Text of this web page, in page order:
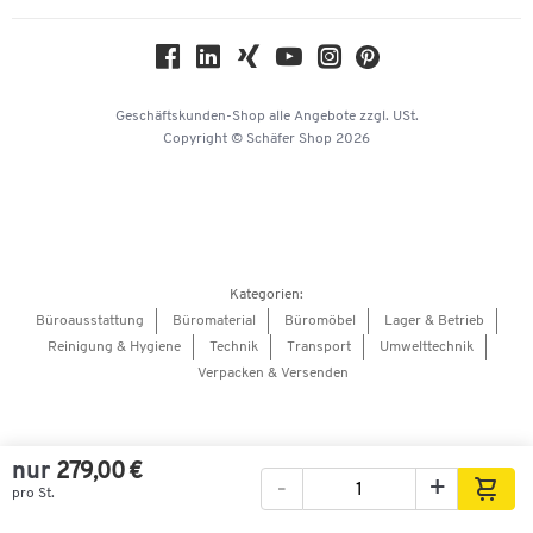
nur 279,00 €
pro St. - +
360°-Ansicht
KinderHerz Zukunftsfonds
Barrierefreiheitserklärung
Onlinebewerbung Lieferant
Geschäftskunden-Shop alle Angebote zzgl. USt.
Copyright © Schäfer Shop 2026
Kategorien:
Büroausstattung
Büromaterial Büromöbel
Lager & Betrieb
Reinigung & Hygiene
Technik Transport
Umwelttechnik
Verpacken & Versenden